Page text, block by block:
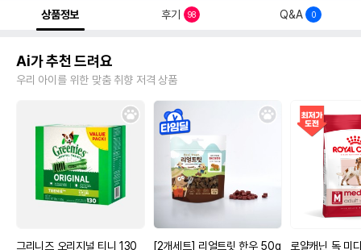
상품정보 후기 98 Q&A 0
Ai가 추천 드려요
우리 아이를 위한 맞춤 취향 저격 상품
그리니즈 오리지널 티니 130
[2개세트] 리얼트릿 한우 50g
로얄캐닌 독 미